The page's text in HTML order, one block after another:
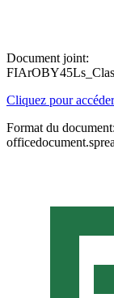
Document joint:
Cliquez pour
Format du